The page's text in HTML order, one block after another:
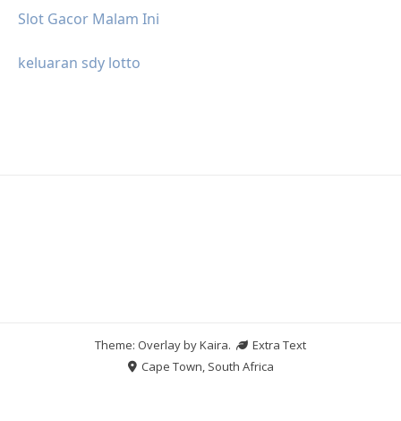
Slot Gacor Malam Ini
keluaran sdy lotto
Theme: Overlay byKaira.
Extra Text
Cape Town, South Africa